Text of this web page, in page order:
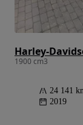
Harley-
1900 cm3
24 141
2019